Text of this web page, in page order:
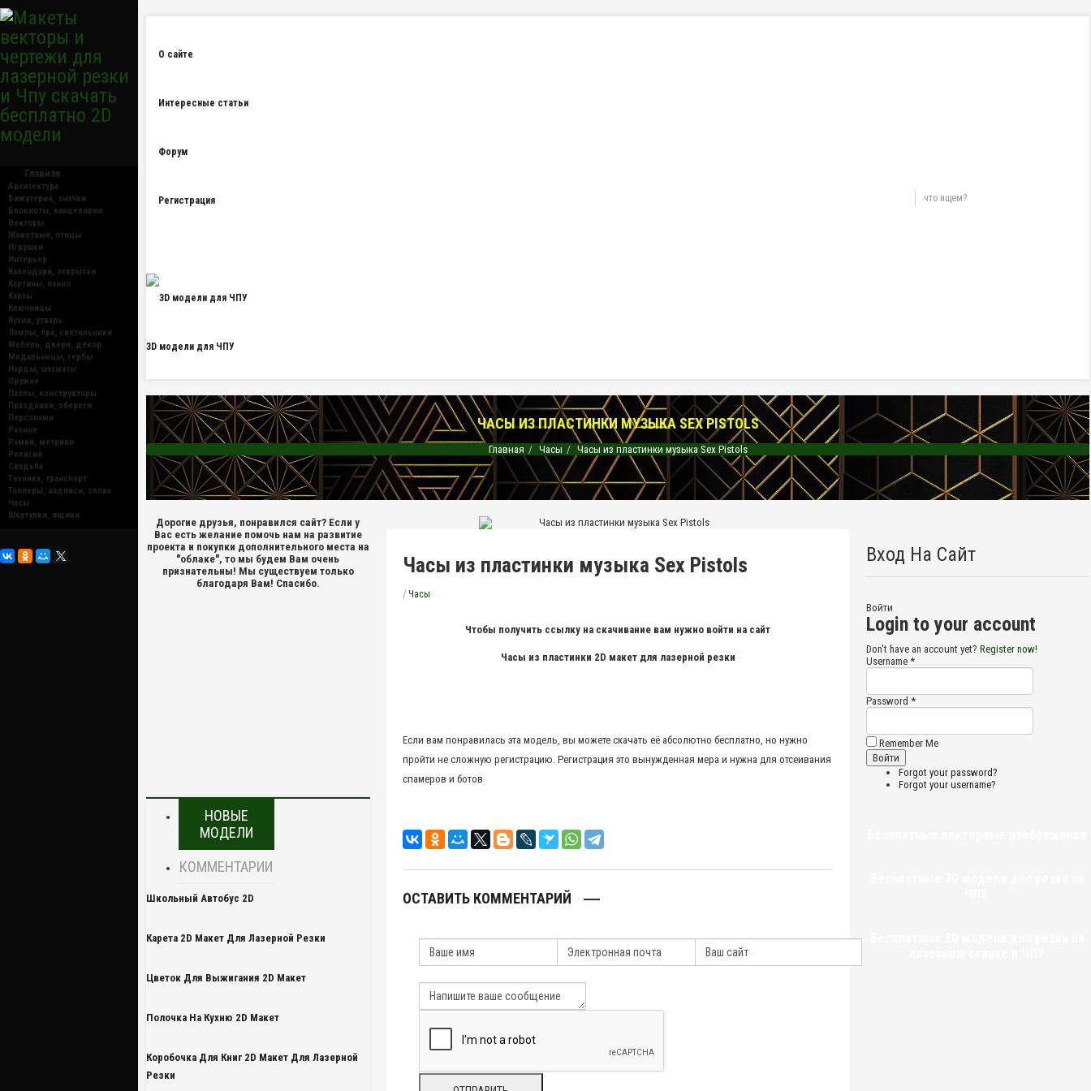
Главная
Архитектура
Бижутерия, значки
Блокноты, канцелярия
Векторы
Животные, птицы
Игрушки
Интерьер
Календари, открытки
Картины, панно
Карты
Ключницы
Кухня, утварь
Лампы, бра, светильники
Мебель, двери, декор
Медальницы, гербы
Нарды, шахматы
Оружие
Пазлы, конструкторы
Праздники, обереги
Персонажи
Разное
Рамки, метрики
Религия
Свадьба
Техника, транспорт
Топперы, надписи, слова
Часы
Шкатулки, ящики
О сайте
Интересные статьи
Форум
Регистрация
3D модели для ЧПУ
ЧАСЫ ИЗ ПЛАСТИНКИ МУЗЫКА SEX PISTOLS
Главная Часы Часы из пластинки музыка Sex Pistols
Дорогие друзья, понравился сайт? Если у
Вас есть желание помочь нам на развитие
проекта и покупки дополнительного места на
"облаке", то мы будем Вам очень
признательны! Мы существуем только
благодаря Вам! Спасибо.
НОВЫЕ
МОДЕЛИ
КОММЕНТАРИИ
Школьный Автобус 2D
Карета 2D Макет Для Лазерной Резки
Цветок Для Выжигания 2D Макет
Полочка На Кухню 2D Макет
Коробочка Для Книг 2D Макет Для Лазерной
Резки
Часы из пластинки музыка Sex Pistols
/ Часы
Чтобы получить ссылку на скачивание вам нужно войти на сайт
Часы из пластинки 2D макет для лазерной резки
Если вам понравилась эта модель, вы можете скачать её абсолютно бесплатно, но нужно
пройти не сложную регистрацию. Регистрация это вынужденная мера и нужна для отсеивания
спамеров и ботов
ОСТАВИТЬ КОММЕНТАРИЙ
Вход На Сайт
Войти
Login to your account
Don't have an account yet? Register now!
Username *
Password *
Remember Me
Forgot your password?
Forgot your username?